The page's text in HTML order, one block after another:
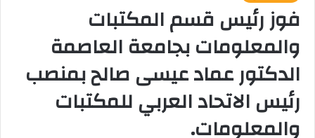
فوز رئيس قسم المكتبات
والمعلومات بجامعة العاصمة
الدكتور عماد عيسى صالح بمنصب
رئيس الاتحاد العربي للمكتبات
والمعلومات.